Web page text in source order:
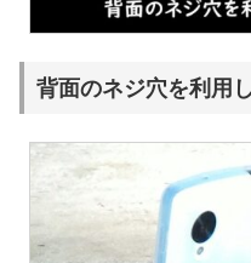
背面のネジ穴を利用